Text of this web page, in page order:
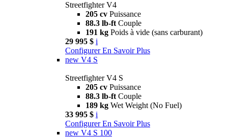
Streetfighter V4
205 cv Puissance
88.3 lb-ft Couple
191 kg Poids à vide (sans carburant)
29 995 $ i
Configurer En Savoir Plus
new V4 S
Streetfighter V4 S
205 cv Puissance
88.3 lb-ft Couple
189 kg Wet Weight (No Fuel)
33 995 $ i
Configurer En Savoir Plus
new V4 S 100